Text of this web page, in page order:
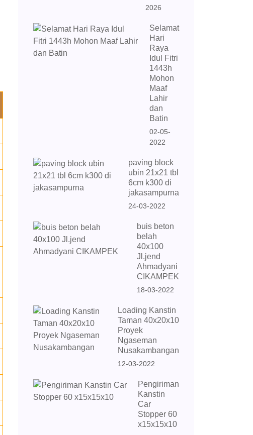
2026
Selamat
Hari
Raya
Idul Fitri
1443h
Mohon
Maaf
Lahir
dan
Batin
02-05-
2022
paving block
ubin 21x21 tbl
6cm k300 di
jakasampurna
24-03-2022
buis beton
belah
40x100
Jl.jend
Ahmadyani
CIKAMPEK
18-03-2022
Loading Kanstin
Taman 40x20x10
Proyek
Ngaseman
Nusakambangan
12-03-2022
Pengiriman
Kanstin
Car
Stopper 60
x15x15x10